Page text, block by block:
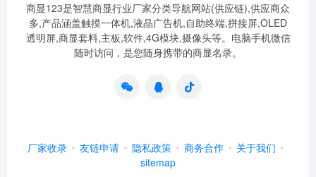
商显123是智慧商显行业厂家分类导航网站(供应链),供应商众
多,产品涵盖触摸一体机,液晶广告机,自助终端,拼接屏,OLED
透明屏,商显套料,主板,软件,4G模块,摄像头等。电脑手机微信
随时访问，是您随身携带的商显名录。
厂家收录 友链申请 隐私政策 商务合作
关于我们
sitemap